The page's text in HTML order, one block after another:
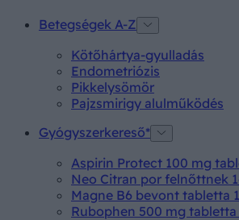
Betegségek A-Z
Kötőhártya-gyulladás
Endometriózis
Pikkelysömör
Pajzsmirigy alulműködés
Gyógyszerkereső*
Aspirin Protect 100 mg
Neo Citran por felnőttnek
Magne B6 bevont tabletta
Rubophen 500 mg